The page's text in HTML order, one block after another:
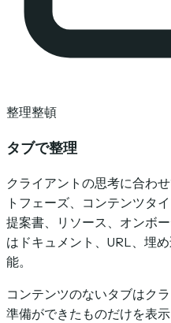
整理整頓
タブで整理
クライアントの思考に合わ
トフェーズ、コンテンツタ
提案書、リソース、オンボ
はドキュメント、URL、埋
能。
コンテンツのないタブはク
準備ができたものだけを表